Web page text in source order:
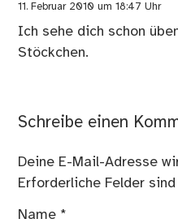
11. Februar 2010 um 18:47 Uhr
Ich sehe dich schon
Stöckchen.
Schreibe einen
Deine E-Mail-Adresse
Erforderliche Felder
Name *